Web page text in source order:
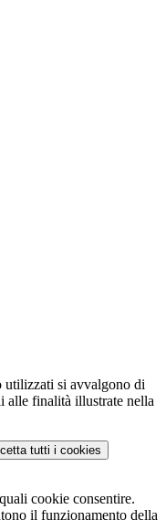
utilizzati si avvalgono di
alle finalità illustrate nella
tutti i cookies
cookie consentire.
il funzionamento della